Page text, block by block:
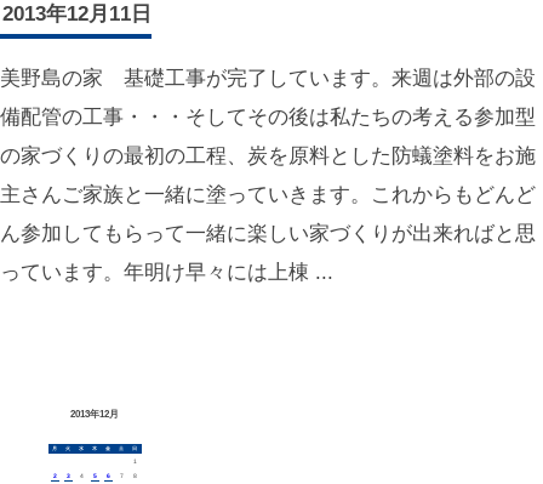
2013年12月11日
美野島の家 基礎工事が完了しています。来週は外部の設
備配管の工事・・・そしてその後は私たちの考える参加型
の家づくりの最初の工程、炭を原料とした防蟻塗料をお施
主さんご家族と一緒に塗っていきます。これからもどんど
ん参加してもらって一緒に楽しい家づくりが出来ればと思
っています。年明け早々には上棟 ...
2013年12月
月 火 水 木 金 土 日
1
2
3 4 5 6 7 8